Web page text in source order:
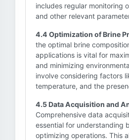
includes regular monitoring
and other relevant
4.4 Optimization of Brine
the optimal brine
applications is vital for
and minimizing
involve considering factors
temperature, and the
4.5 Data Acquisition and
Comprehensive data
essential for understanding
optimizing operations. This